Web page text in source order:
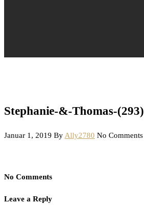
Stephanie-&-Thomas-(293)
Januar 1, 2019 By Ally2780 No Comments
No Comments
Leave a Reply